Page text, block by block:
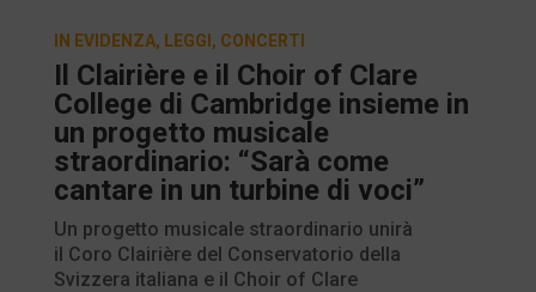
Il Clairière e il Choir of Clare
College di Cambridge insieme in
un progetto musicale
straordinario: “Sarà come
cantare in un turbine di voci”
IN EVIDENZA, LEGGI , CONCERTI
Un progetto musicale straordinario unirà
il Coro Clairière del Conservatorio della
Svizzera italiana e il Choir of Clare